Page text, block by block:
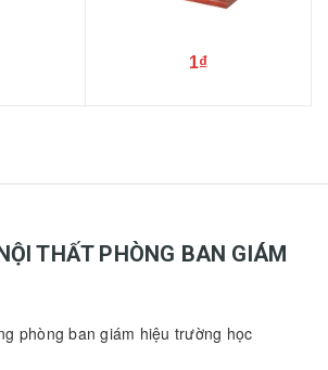
1₫
THẤT PHÒNG BAN GIÁM
phòng ban giám hiệu trường học